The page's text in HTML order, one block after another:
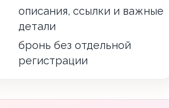
описания, ссылки и важные
детали
бронь без отдельной
регистрации